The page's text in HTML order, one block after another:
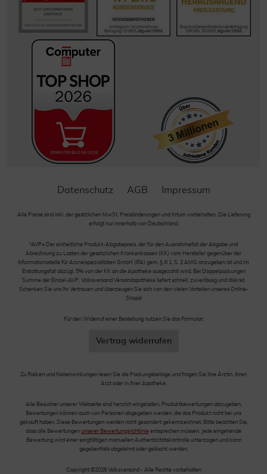
Datenschutz AGB Impressum
Alle Preise sind inkl. der gestzlichen MwSt. Preisänderungen und Irrtum vorbehalten. Die Lieferung
erfolgt nur innerhalb von Deutschland.
*AVP= Der einheitliche Produkt-Abgabepreis, der für den Ausnahmefall der Abgabe und
Abrechnung zu Lasten der gesetzlichen Krankenkassen (KK) vom Hersteller gegenüber der
Informationsstelle für Arzneispezialitäten GmbH (IFA) gem. § III 1, S. 2 AMG anzugeben ist und im
Erstattungsfall abzügl. 5% von der KK an die Apotheke ausgezahlt wird. Bei Doppelpackungen
Summe der Einzel-AVP. Volksversand Versandapotheke liefert schnell, zuverlässig und diskret.
Schenken Sie uns Ihr Vertrauen und überzeugen Sie sich von den vielen Vorteilen unseres Online-
Shops!
Für den Widerruf einer Bestellung nutzen Sie das Formular:
Vertrag widerrufen
Zu Risiken und Nebenwirkungen lesen Sie die Packungsbeilage und fragen Sie Ihre Ärztin, Ihren
Arzt oder in Ihrer Apotheke.
Alle Besucher unserer Webseite sind herzlich eingeladen, Produktbewertungen abzugeben.
Bewertungen können auch von Personen abgegeben werden, die das Produkt nicht bei uns
gekauft haben. Diese Bewertungen werden nicht gesondert gekennzeichnet. Bitte beachten Sie,
dass alle Bewertungen unserer Bewertungsrichtlinie entsprechen müssen. Jede eingehende
Bewertung wird einer sorgfältigen manuellen Authentizitätskontrolle unterzogen und kann
gegebenfalls abgelehnt oder gelöscht werden.
Copyright ©2026 Volksversand - Alle Rechte vorbehalten